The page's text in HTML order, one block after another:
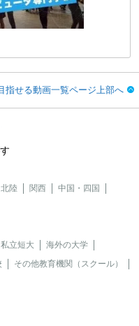
指せる動画一覧ページ上部へ
陸 関西
中国・四国
私立短大
海外の大学
その他教育機関（スクール）